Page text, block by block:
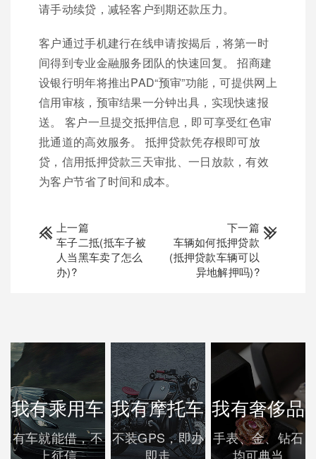
请手动续贷，减轻客户到期还款压力。
客户通过手机建行在线申请按揭后，将第一时
间得到专业金融服务团队的快速回复。 招商建
设银行明年将推出PAD“预审”功能，可提供网上
信用审核，预审结果一分钟出具，实现快速报
送。 客户一旦提交抵押信息，即可享受红色审
批通道的高效服务。 抵押贷款凭存根即可放
贷，信用抵押贷款三天审批、一日放款，有效
为客户节省了时间和成本。
上一篇
车子二抵(抵车子被
人当黑车卖了怎么
办)?
下一篇
车辆如何抵押贷款
(抵押贷款车辆可以
异地解押吗)?
我有乘用车
有车就能借，不
上征信
我有摩托车
不装GPS，即办
即走
我有奢侈品
手表、金、钻石
均可典当